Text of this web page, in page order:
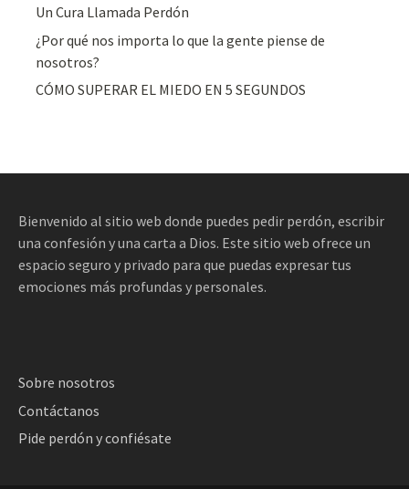
Un Cura Llamada Perdón
¿Por qué nos importa lo que la gente piense de
nosotros?
CÓMO SUPERAR EL MIEDO EN 5 SEGUNDOS
Bienvenido al sitio web donde puedes pedir perdón, escribir
una confesión y una carta a Dios. Este sitio web ofrece un
espacio seguro y privado para que puedas expresar tus
emociones más profundas y personales.
Sobre nosotros
Contáctanos
Pide perdón y confiésate